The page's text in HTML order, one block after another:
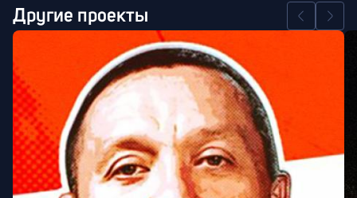
Другие проекты